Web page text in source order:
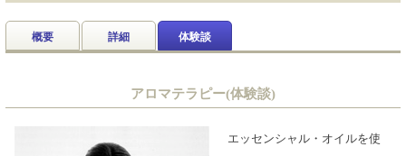
概要 詳細 体験談
アロマテラピー(体験談)
エッセンシャル・オイルを使